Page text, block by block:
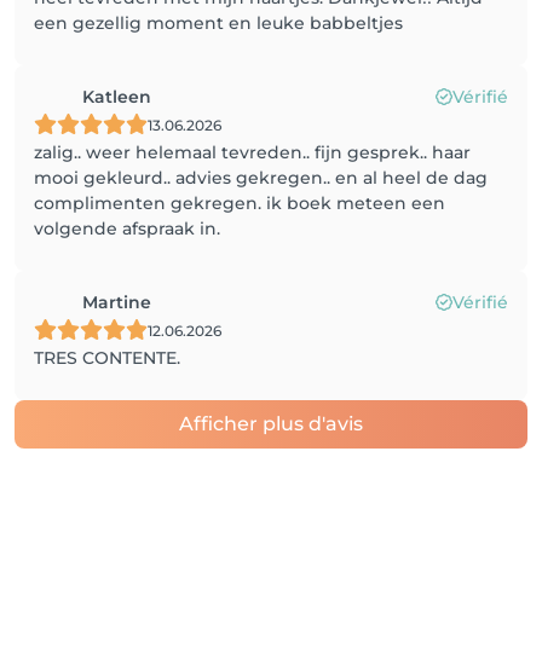
een gezellig moment en leuke babbeltjes
Katleen Vérifié
13.06.2026
zalig.. weer helemaal tevreden.. fijn gesprek.. haar
mooi gekleurd.. advies gekregen.. en al heel de dag
complimenten gekregen. ik boek meteen een
volgende afspraak in.
Martine Vérifié
12.06.2026
TRES CONTENTE.
Afficher plus d'avis